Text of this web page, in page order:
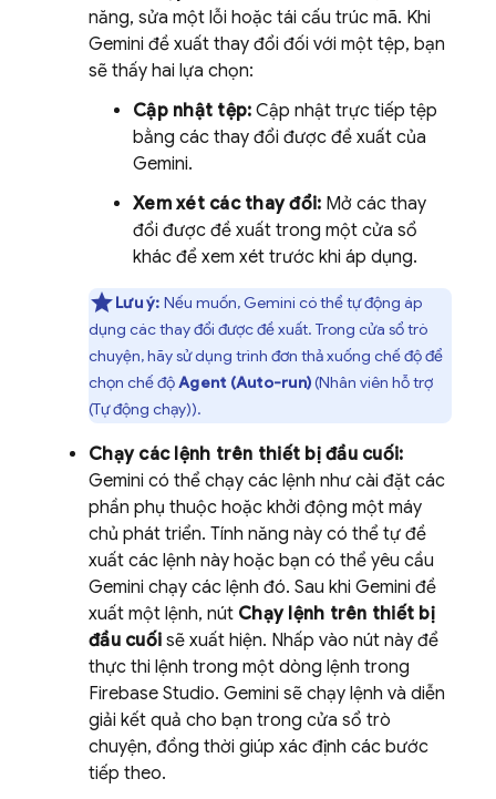
năng, sửa một lỗi hoặc tái cấu trúc mã. Khi
Gemini đề xuất thay đổi đối với một tệp, bạn
sẽ thấy hai lựa chọn:
Cập nhật tệp: Cập nhật trực tiếp tệp
bằng các thay đổi được đề xuất của
Gemini.
Xem xét các thay đổi: Mở các thay
đổi được đề xuất trong một cửa sổ
khác để xem xét trước khi áp dụng.
Lưu ý: Nếu muốn, Gemini có thể tự động áp
dụng các thay đổi được đề xuất. Trong cửa sổ trò
chuyện, hãy sử dụng trình đơn thả xuống chế độ để
chọn chế độAgent (Auto-run)(Nhân viên hỗ trợ
(Tự động chạy)).
Chạy các lệnh trên thiết bị đầu cuối:
Gemini có thể chạy các lệnh như cài đặt các
phần phụ thuộc hoặc khởi động một máy
chủ phát triển. Tính năng này có thể tự đề
xuất các lệnh này hoặc bạn có thể yêu cầu
Gemini chạy các lệnh đó. Sau khi Gemini đề
xuất một lệnh, nút Chạy lệnh trên thiết bị
đầu cuối sẽ xuất hiện. Nhấp vào nút này để
thực thi lệnh trong một dòng lệnh trong
Firebase Studio. Gemini sẽ chạy lệnh và diễn
giải kết quả cho bạn trong cửa sổ trò
chuyện, đồng thời giúp xác định các bước
tiếp theo.